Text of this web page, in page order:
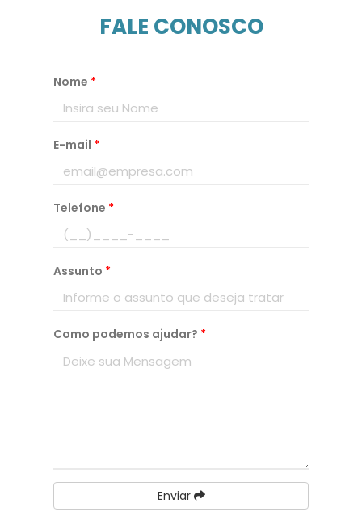
FALE CONOSCO
Nome *
E-mail *
Telefone *
Assunto *
Como podemos ajudar? *
Enviar